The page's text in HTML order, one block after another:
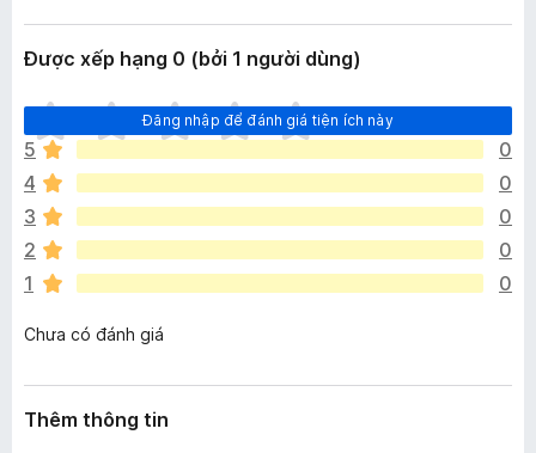
Được xếp hạng 0 (bởi 1 người dùng)
Đăng nhập để đánh giá tiện ích này
C
h
ư
a
c
ó
x
ế
h
n
g
5
0
4
0
3
0
2
0
1
0
Chưa có đánh giá
Thêm thông tin